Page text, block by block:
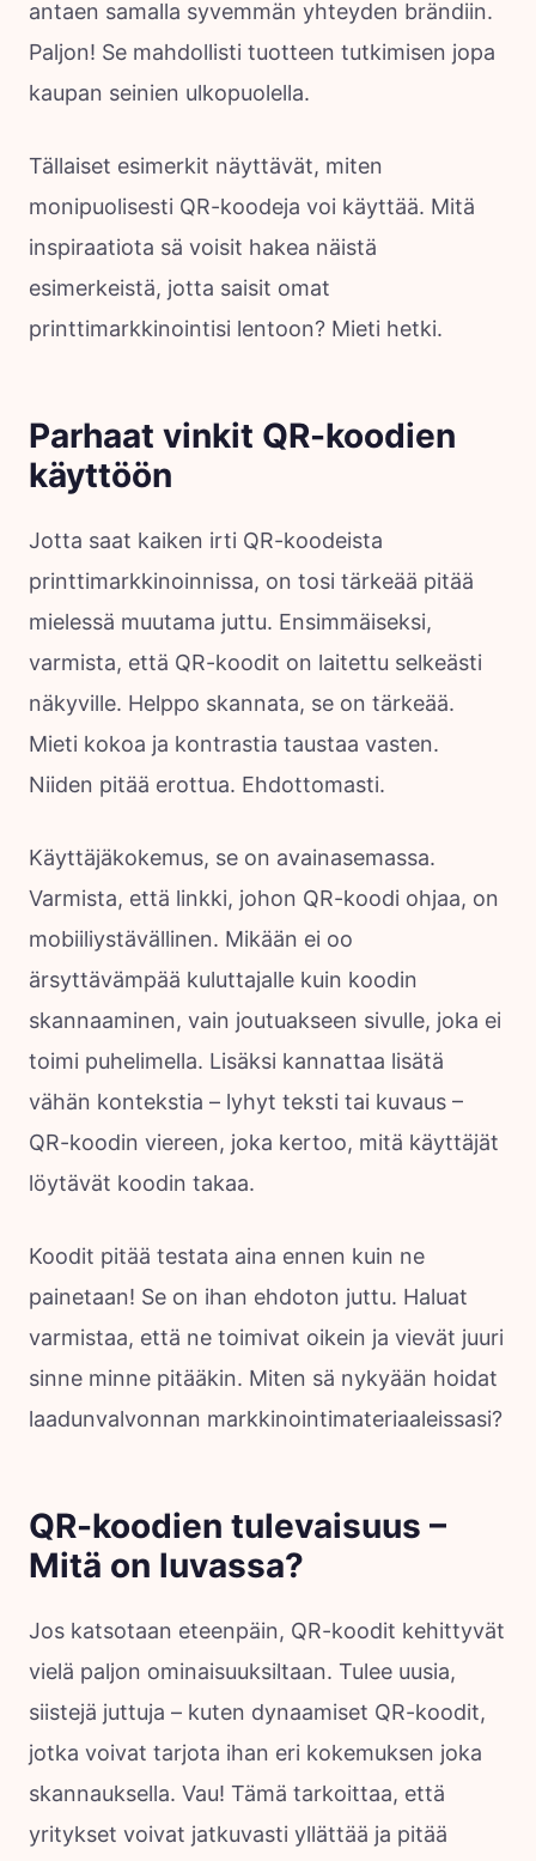
antaen samalla syvemmän yhteyden brändiin.
Paljon! Se mahdollisti tuotteen tutkimisen jopa
kaupan seinien ulkopuolella.
Tällaiset esimerkit näyttävät, miten
monipuolisesti QR-koodeja voi käyttää. Mitä
inspiraatiota sä voisit hakea näistä
esimerkeistä, jotta saisit omat
printtimarkkinointisi lentoon? Mieti hetki.
Parhaat vinkit QR-koodien
käyttöön
Jotta saat kaiken irti QR-koodeista
printtimarkkinoinnissa, on tosi tärkeää pitää
mielessä muutama juttu. Ensimmäiseksi,
varmista, että QR-koodit on laitettu selkeästi
näkyville. Helppo skannata, se on tärkeää.
Mieti kokoa ja kontrastia taustaa vasten.
Niiden pitää erottua. Ehdottomasti.
Käyttäjäkokemus, se on avainasemassa.
Varmista, että linkki, johon QR-koodi ohjaa, on
mobiiliystävällinen. Mikään ei oo
ärsyttävämpää kuluttajalle kuin koodin
skannaaminen, vain joutuakseen sivulle, joka ei
toimi puhelimella. Lisäksi kannattaa lisätä
vähän kontekstia – lyhyt teksti tai kuvaus –
QR-koodin viereen, joka kertoo, mitä käyttäjät
löytävät koodin takaa.
Koodit pitää testata aina ennen kuin ne
painetaan! Se on ihan ehdoton juttu. Haluat
varmistaa, että ne toimivat oikein ja vievät juuri
sinne minne pitääkin. Miten sä nykyään hoidat
laadunvalvonnan markkinointimateriaaleissasi?
QR-koodien tulevaisuus –
Mitä on luvassa?
Jos katsotaan eteenpäin, QR-koodit kehittyvät
vielä paljon ominaisuuksiltaan. Tulee uusia,
siistejä juttuja – kuten dynaamiset QR-koodit,
jotka voivat tarjota ihan eri kokemuksen joka
skannauksella. Vau! Tämä tarkoittaa, että
yritykset voivat jatkuvasti yllättää ja pitää